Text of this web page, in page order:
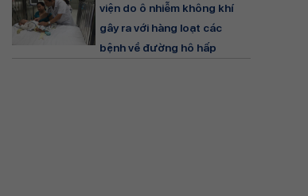
viện do ô nhiễm không khí
gây ra với hàng loạt các
bệnh về đường hô hấp